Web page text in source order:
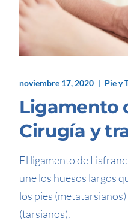
noviembre 17, 2020 Pie y
Ligamento
Cirugía y
El ligamento de
une los huesos largos
los pies
(tarsianos).